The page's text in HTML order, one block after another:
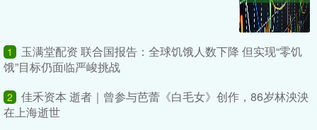
1
玉满堂配资 联合国报告：全球饥饿人数下降 但实现“零饥
饿”目标仍面临严峻挑战
2
佳禾资本 逝者｜曾参与芭蕾《白毛女》创作，86岁林泱泱
在上海逝世